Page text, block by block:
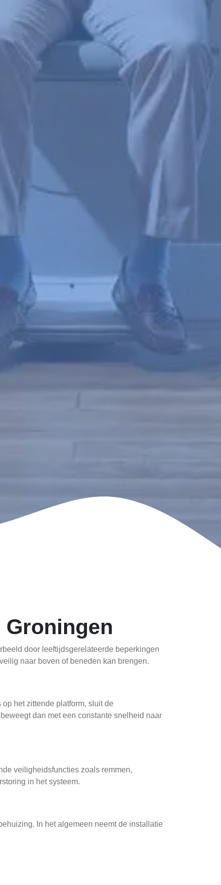
door leeftijdsgerelateerde beperkingen
naar boven of beneden kan brengen.
het zittende platform, sluit de
dan met een constante snelheid naar
veiligheidsfuncties zoals remmen,
in het systeem.
In het algemeen neemt de installatie